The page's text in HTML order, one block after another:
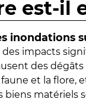
est-il
inondations
impacts
des
et la flore,
biens matériels